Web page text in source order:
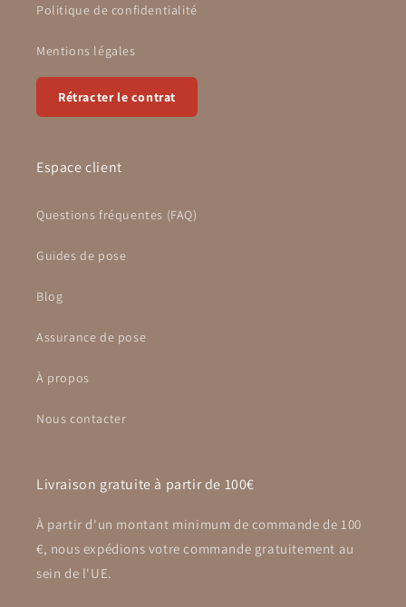
Politique de confidentialité
Mentions légales
Rétracter le contrat
Espace client
Questions fréquentes (FAQ)
Guides de pose
Blog
Assurance de pose
À propos
Nous contacter
Livraison gratuite à partir de 100€
À partir d'un montant minimum de commande de 100
€, nous expédions votre commande gratuitement au
sein de l'UE.